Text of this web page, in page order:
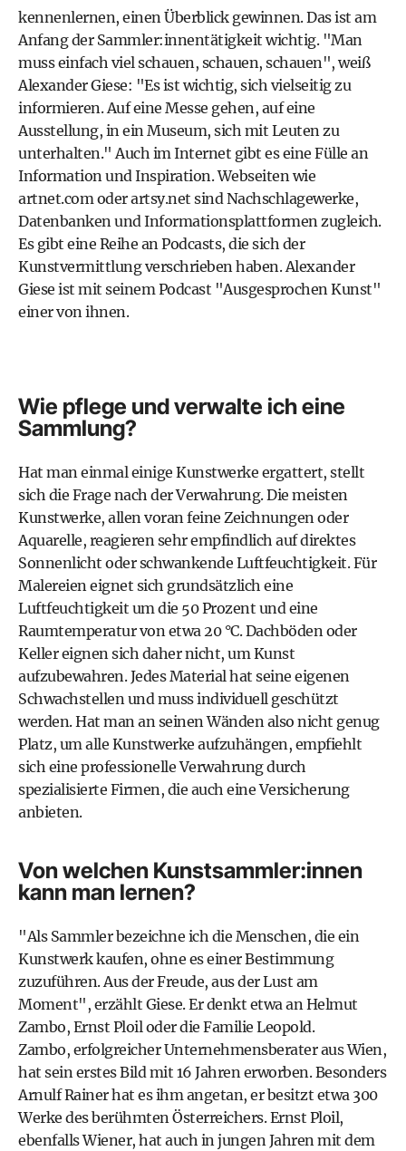
kennenlernen, einen Überblick gewinnen. Das ist am
Anfang der Sammler:innentätigkeit wichtig. "Man
muss einfach viel schauen, schauen, schauen", weiß
Alexander Giese: "Es ist wichtig, sich vielseitig zu
informieren. Auf eine Messe gehen, auf eine
Ausstellung, in ein Museum, sich mit Leuten zu
unterhalten." Auch im Internet gibt es eine Fülle an
Information und Inspiration. Webseiten wie
artnet.comoderartsy.net sind Nachschlagewerke,
Datenbanken und Informationsplattformen zugleich.
Es gibt eine Reihe an Podcasts, die sich der
Kunstvermittlung verschrieben haben. Alexander
Giese ist mit seinem Podcast "Ausgesprochen Kunst"
einer von ihnen.
Wie pflege und verwalte ich eine
Sammlung?
Hat man einmal einige Kunstwerke ergattert, stellt
sich die Frage nach der Verwahrung. Die meisten
Kunstwerke, allen voran feine Zeichnungen oder
Aquarelle, reagieren sehr empfindlich auf direktes
Sonnenlicht oder schwankende Luftfeuchtigkeit. Für
Malereien eignet sich grundsätzlich eine
Luftfeuchtigkeit um die 50 Prozent und eine
Raumtemperatur von etwa 20 °C. Dachböden oder
Keller eignen sich daher nicht, um Kunst
aufzubewahren. Jedes Material hat seine eigenen
Schwachstellen und muss individuell geschützt
werden. Hat man an seinen Wänden also nicht genug
Platz, um alle Kunstwerke aufzuhängen, empfiehlt
sich eine professionelle Verwahrung durch
spezialisierte Firmen, die auch eine Versicherung
anbieten.
Von welchen Kunstsammler:innen
kann man lernen?
"Als Sammler bezeichne ich die Menschen, die ein
Kunstwerk kaufen, ohne es einer Bestimmung
zuzuführen. Aus der Freude, aus der Lust am
Moment", erzählt Giese. Er denkt etwa an Helmut
Zambo, Ernst Ploil oder die Familie Leopold.
Zambo, erfolgreicher Unternehmensberater aus Wien,
hat sein erstes Bild mit 16 Jahren erworben. Besonders
Arnulf Rainer hat es ihm angetan, er besitzt etwa 300
Werke des berühmten Österreichers. Ernst Ploil,
ebenfalls Wiener, hat auch in jungen Jahren mit dem